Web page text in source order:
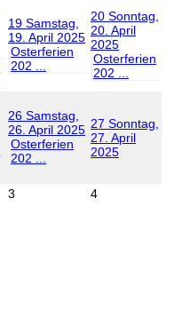
19 Samstag,
19. April 2025
Osterferien
202 ...
20 Sonntag,
20. April
2025
Osterferien
202 ...
26 Samstag,
26. April 2025
Osterferien
202 ...
27 Sonntag,
27. April
2025
3 4